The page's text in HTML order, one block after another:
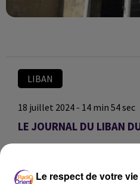
LIBAN
18 juillet 2024 - 14 min 54 sec
LE JOURNAL DU LIBAN
JOURNAL DU LIBAN
Le respect de votre